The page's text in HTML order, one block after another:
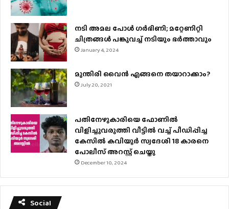
നടി അമല പോൾ ​ഗർഭിണി; മറ്റേണിറ്റി
ചിത്രങ്ങള്‍ പങ്കുവച്ച് നടിയും ഭർത്താവും
January 4, 2024
മുന്തിരി വൈന്‍ എങ്ങനെ തയാറാക്കാം?
July 20, 2021
പതിനേഴുകാരിയെ ഫോണിൽ
വിളിച്ചുവരുത്തി വീട്ടിൽ വച്ച് പീഡിപ്പിച്ച
കേസിൽ കവിയൂർ സ്വദേശി 18 കാരനെ
പോലീസ് അറസ്റ്റ് ചെയ്തു
December 10, 2024
Social